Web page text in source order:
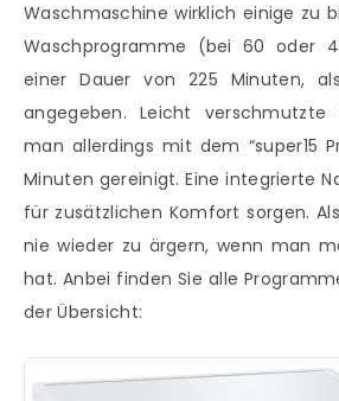
Waschmaschine wirklich einige zu
Waschprogramme (bei 60 oder
einer Dauer von 225 Minuten,
angegeben. Leicht verschmutzte
man allerdings mit dem “super15
Minuten gereinigt. Eine integrierte
für zusätzlichen Komfort sorgen.
nie wieder zu ärgern, wenn man
hat. Anbei finden Sie alle
der Übersicht: